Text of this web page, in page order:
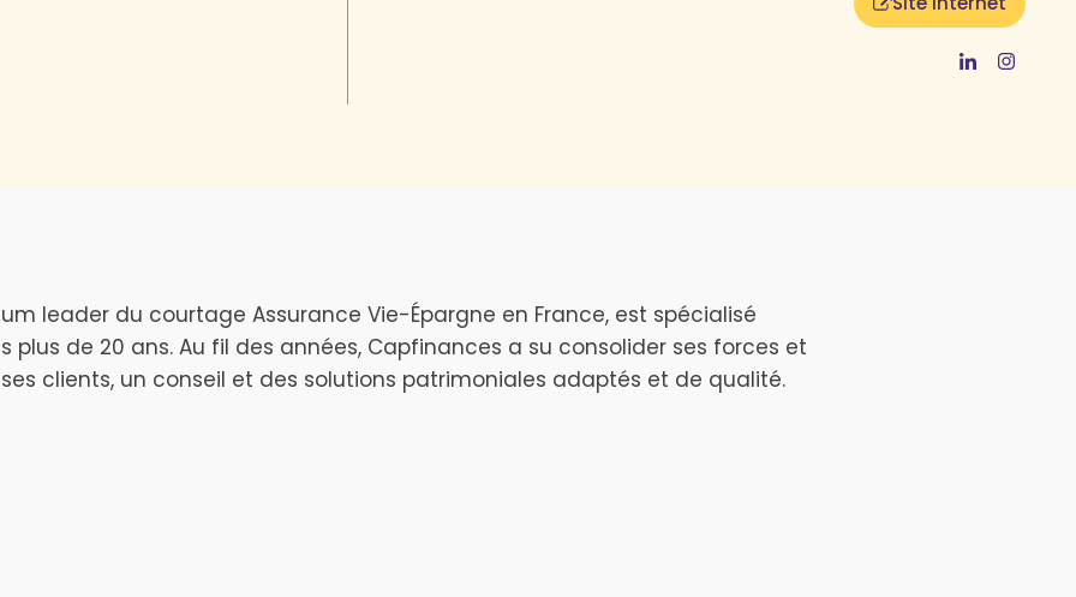
leader du courtage Assurance Vie-Épargne en France, est spécialisé
de 20 ans. Au fil des années, Capfinances a su consolider ses forces et
clients, un conseil et des solutions patrimoniales adaptés et de qualité.